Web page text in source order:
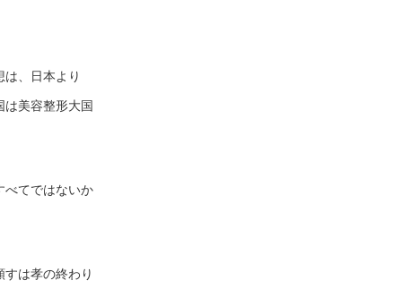
、日本より
美容整形大国
べてではないか
は孝の終わり